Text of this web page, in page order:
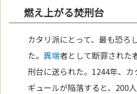
燃え上がる焚刑台
カタリ派にとって、最も恐ろ
た。異端者として断罪された
刑台に送られた。1244年、
ギュールが陥落すると、200